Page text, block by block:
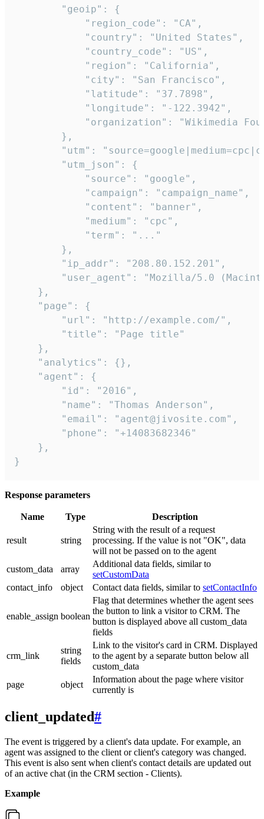
        "geoip": {
            "region_code": "CA",
            "country": "United States",
            "country_code": "US",
            "region": "California",
            "city": "San Francisco",
            "latitude": "37.7898",
            "longitude": "-122.3942",
"organization": "Wikimedia
        },
"utm":
        "utm_json": {
            "source": "google",
            "campaign": "campaign_name",
            "content": "banner",
            "medium": "cpc",
            "term": "..."
        },
        "ip_addr": "208.80.152.201",
"user_agent": "Mozilla/5.0
    },
    "page": {
        "url": "http://example.com/",
        "title": "Page title"
    },
    "analytics": {},
    "agent": {
        "id": "2016",
        "name": "Thomas Anderson",
        "email": "agent@jivosite.com",
        "phone": "+14083682346"
    },
}
Response parameters
Name Type Description
result string
String with the result of a request
processing. If the value is not "OK", data
will not be passed on to the agent
custom_data
array
Additional data fields, similar to
setCustomData
contact_info
object Contact data fields, similar to setContactInfo
enable_assign boolean
Flag that determines whether the agent sees
the button to link a visitor to CRM. The
button is displayed above all custom_data
fields
crm_link
string
fields
Link to the visitor's card in CRM. Displayed
to the agent by a separate button below all
custom_data
page
object
Information about the page where visitor
currently is
client_updated#
The event is triggered by a client's data update. For example, an
agent was assigned to the client or client's category was changed.
This event is also sent when client's contact details are updated out
of an active chat (in the CRM section - Clients).
Example